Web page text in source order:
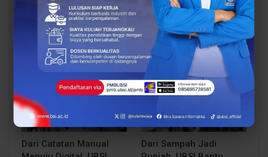
Papers ICAISD 2026,
Dorong Riset Teknologi
dan Keamanan Siber…
UBSI Cengkareng Gelar
Open Booth Spesial
dengan Beasiswa…
BERITA
Dari Catatan Manual
BERITA
Dari Sampah Jadi